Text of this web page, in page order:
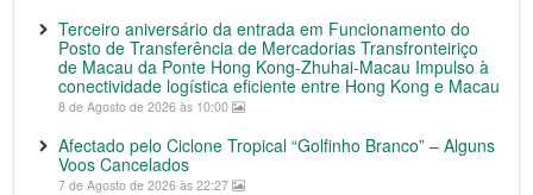
Terceiro aniversário da entrada em Funcionamento do
Posto de Transferência de Mercadorias Transfronteiriço
de Macau da Ponte Hong Kong-Zhuhai-Macau Impulso à
conectividade logística eficiente entre Hong Kong e Macau
8 de Agosto de 2026 às 10:00
Afectado pelo Ciclone Tropical “Golfinho Branco” – Alguns
Voos Cancelados
7 de Agosto de 2026 às 22:27